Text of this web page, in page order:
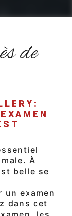
de
À
belle se
examen
dans cet